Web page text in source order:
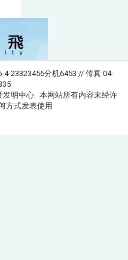
4-23323456分机6453 // 传真:04-
明中心. 本网站所有内容未经许
方式发表使用